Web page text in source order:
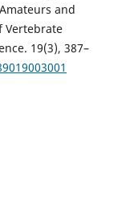
and
Vertebrate
19(3), 387–